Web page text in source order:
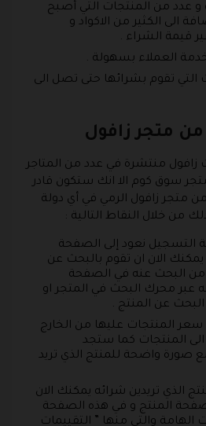
و عدد من المنتجات التي أصبح
الى الكثير من الاكواد و
قيمة الشراء .
العملاء بسهولة .
التي تقوم بشرائها حتى تصل الى
متجر زافول
زافول منتشرة في عدد من المتاجر
سوق كوم الا انك ستكون قادر
متجر زافول الرمي في أي دولة
من خلال النقاط التالية :
التسجيل نعود إلى الصفحة
الان ان تقوم بالبحث عن
من البحث عنه في الصفحة
عبر محرك البحث في المتجر او
البحث عن المنتج .
سعر المنتجات عليها من الخارج
المنتجات كما ستجد
صورة واضحة للمنتج الذي تريد
الذي تريدين شرائه يمكنك الان
صفحة المنتج و في هذه الصفحة
الهامة والتي منها ” التقييمات